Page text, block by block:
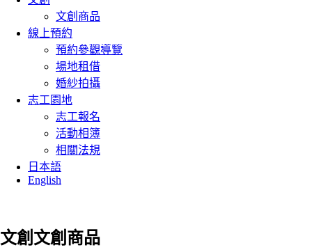
文創商品
線上預約
預約參觀導覽
場地租借
婚紗拍攝
志工園地
志工報名
活動相簿
相關法規
日本語
English
文創 文創商品